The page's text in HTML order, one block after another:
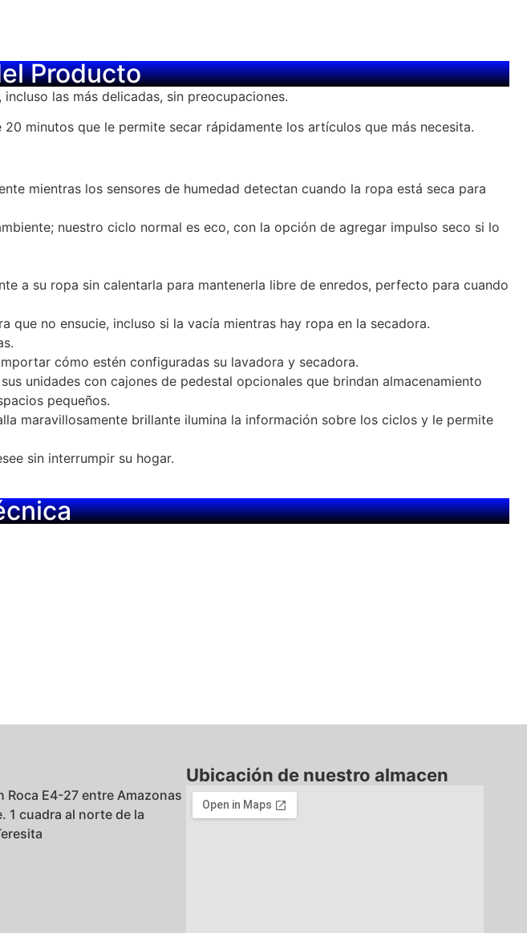
Producto
las más delicadas, sin preocupaciones.
minutos que le permite secar rápidamente los artículos que más necesita.
mientras los sensores de humedad detectan cuando la ropa está seca para
nuestro ciclo normal es eco, con la opción de agregar impulso seco si lo
a su ropa sin calentarla para mantenerla libre de enredos, perfecto para cuando
que no ensucie, incluso si la vacía mientras hay ropa en la secadora.
cómo estén configuradas su lavadora y secadora.
unidades con cajones de pedestal opcionales que brindan almacenamiento
pequeños.
maravillosamente brillante ilumina la información sobre los ciclos y le permite
sin interrumpir su hogar.
Roca E4-27 entre Amazonas
1 cuadra al norte de la
Ubicación de nuestro almacen